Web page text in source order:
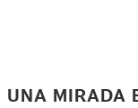
UNA MIRADA